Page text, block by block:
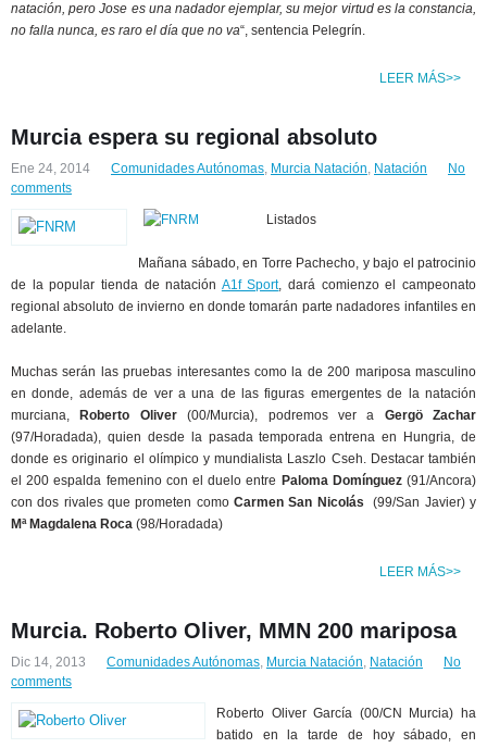
natación, pero Jose es una nadador ejemplar, su mejor virtud es la constancia,
no falla nunca, es raro el día que no va“, sentencia Pelegrín.
LEER MÁS>>
Murcia espera su regional absoluto
Ene 24, 2014 Comunidades Autónomas, Murcia Natación, Natación
No
comments
Listados
Mañana sábado, en Torre Pachecho, y bajo el patrocinio
de la popular tienda de natación A1f Sport, dará comienzo el campeonato
regional absoluto de invierno en donde tomarán parte nadadores infantiles en
adelante.
Muchas serán las pruebas interesantes como la de 200 mariposa masculino
en donde, además de ver a una de las figuras emergentes de la natación
murciana,
Roberto Oliver(00/Murcia), podremos ver a Gergö Zachar
(97/Horadada), quien desde la pasada temporada entrena en Hungria, de
donde es originario el olímpico y mundialista Laszlo Cseh. Destacar también
el 200 espalda femenino con el duelo entre Paloma Domínguez(91/Ancora)
con dos rivales que prometen como Carmen San Nicolás
(99/San Javier) y
Mª Magdalena Roca (98/Horadada)
LEER MÁS>>
Murcia. Roberto Oliver, MMN 200 mariposa
Dic 14, 2013 Comunidades Autónomas, Murcia Natación, Natación
No
comments
Roberto Oliver García (00/CN Murcia) ha
batido en la tarde de hoy sábado, en